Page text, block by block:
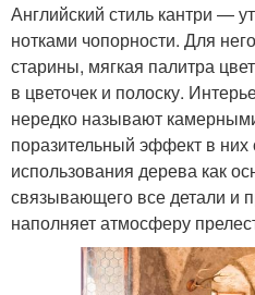
Английский стиль кантри —
нотками чопорности. Для
старины, мягкая палитра
в цветочек и полоску.
нередко называют
поразительный эффект в них
использования дерева как
связывающего все детали и
наполняет атмосферу